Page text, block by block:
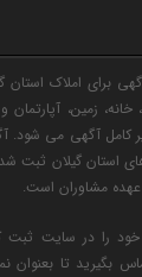
برای املاک استان
خانه، زمین،
کامل آگهی می
استان گیلان ثبت
عهده مشاوران است.
را در سایت ثبت
بگیرید تا بعنوان